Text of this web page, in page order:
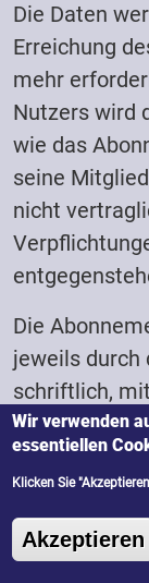
Die Daten
Erreichung
mehr
Nutzers wird
wie das
seine
nicht
Die
jeweils durch
schriftlich,
oder mithilfe
Newsletter
9.
(ehemals
Wir verwenden
essentiellen
Klicken Sie
Akzeptieren